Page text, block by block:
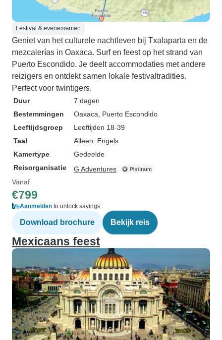
Festival & evenementen
Geniet van het culturele nachtleven bij Txalaparta en de
mezcalerías in Oaxaca. Surf en feest op het strand van
Puerto Escondido. Je deelt accommodaties met andere
reizigers en ontdekt samen lokale festivaltradities.
Perfect voor twintigers.
Duur
7 dagen
Bestemmingen
Oaxaca , Puerto Escondido
Leeftijdsgroep
Leeftijden 18-39
Taal
Alleen: Engels
Kamertype
Gedeelde
Reisorganisatie
G Adventures
Vanaf
€799
Aanmelden to unlock savings
Download brochure Bekijk reis
Mexicaans feest